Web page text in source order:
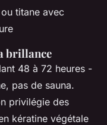
titane avec
brillance
48 à 72 heures -
pas de sauna.
privilégie des
kératine végétale